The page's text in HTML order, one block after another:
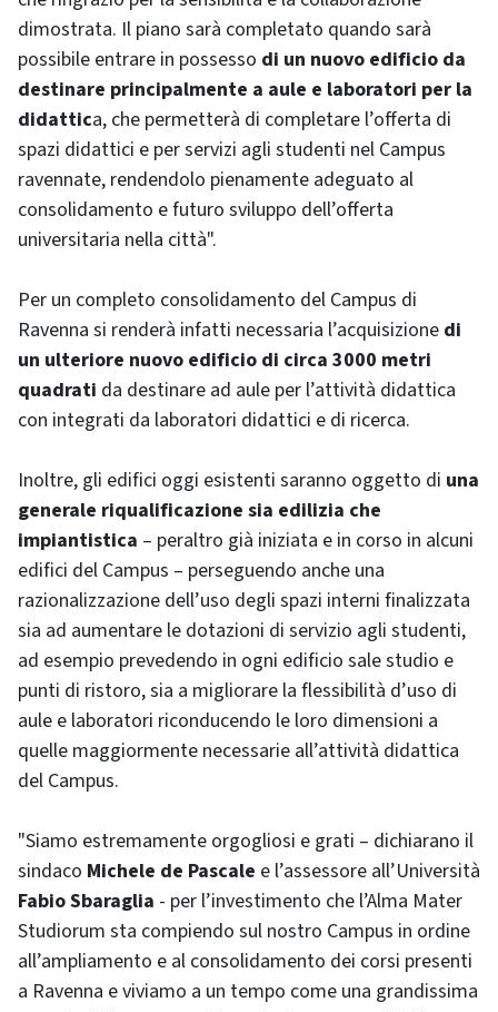
dimostrata. Il piano sarà completato quando sarà
possibile entrare in possesso di un nuovo edificio da
destinare principalmente a aule e laboratori per la
didattica, che permetterà di completare l’offerta di
spazi didattici e per servizi agli studenti nel Campus
ravennate, rendendolo pienamente adeguato al
consolidamento e futuro sviluppo dell’offerta
universitaria nella città".
Per un completo consolidamento del Campus di
Ravenna si renderà infatti necessaria l’acquisizione di
un ulteriore nuovo edificio di circa 3000 metri
quadrati da destinare ad aule per l’attività didattica
con integrati da laboratori didattici e di ricerca.
Inoltre, gli edifici oggi esistenti saranno oggetto di una
generale riqualificazione sia edilizia che
impiantistica – peraltro già iniziata e in corso in alcuni
edifici del Campus – perseguendo anche una
razionalizzazione dell’uso degli spazi interni finalizzata
sia ad aumentare le dotazioni di servizio agli studenti,
ad esempio prevedendo in ogni edificio sale studio e
punti di ristoro, sia a migliorare la flessibilità d’uso di
aule e laboratori riconducendo le loro dimensioni a
quelle maggiormente necessarie all’attività didattica
del Campus.
"Siamo estremamente orgogliosi e grati – dichiarano il
sindaco Michele de Pascale e l’assessore all’Università
Fabio Sbaraglia - per l’investimento che l’Alma Mater
Studiorum sta compiendo sul nostro Campus in ordine
all’ampliamento e al consolidamento dei corsi presenti
a Ravenna e viviamo a un tempo come una grandissima